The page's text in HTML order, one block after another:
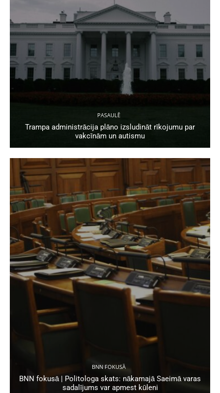
PASAULĒ
Trampa administrācija plāno izsludināt rīkojumu par
vakcīnām un autismu
BNN FOKUSĀ
BNN fokusā | Politologa skats: nākamajā Saeimā varas
sadalījums var apmest kūleni